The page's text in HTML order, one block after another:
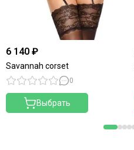
6 140 ₽
Savannah corset
0
Выбрать